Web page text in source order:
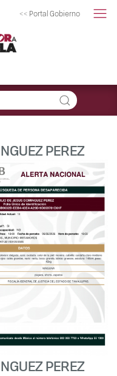
<< Portal Gobierno
PEREZ
PEREZ